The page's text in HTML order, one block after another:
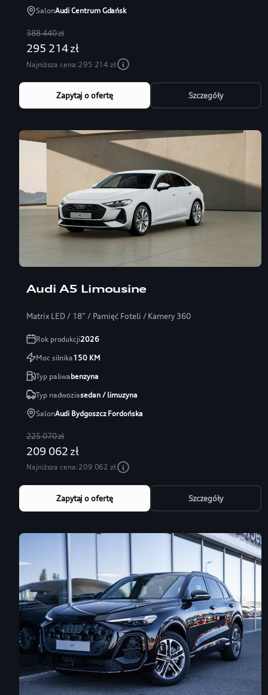
SalonAudi Centrum Gdańsk
388 440 zł
295 214 zł
Najniższa cena:295 214 zł
Zapytaj o ofertę Szczegóły
Audi A5 Limousine
Matrix LED / 18” / Pamięć Foteli / Kamery 360
Rok produkcji2026
Moc silnika150KM
Typ paliwabenzyna
Typ nadwoziasedan / limuzyna
SalonAudi Bydgoszcz Fordońska
225 070 zł
209 062 zł
Najniższa cena:209 062 zł
Zapytaj o ofertę Szczegóły